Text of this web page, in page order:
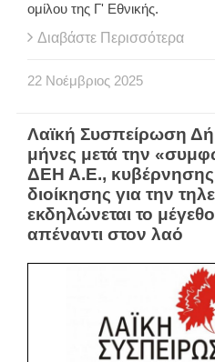
ομίλου της Γ' Εθνικής.
Διαβάστε Περισσότερα
22 Νοέμβριος 2025
Λαϊκή Συσπείρωση
μήνες μετά την
ΔΕΗ Α.Ε., κυβέρνησης
διοίκησης για την
εκδηλώνεται το
απέναντι στον λαό